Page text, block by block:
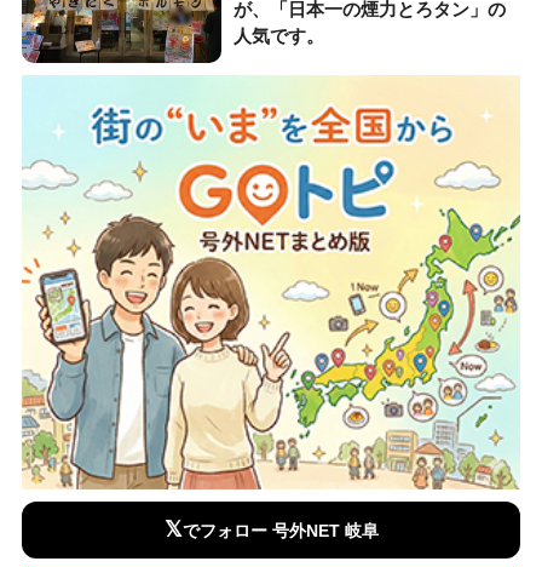
が、「日本一の煙力とろタン」の
人気です。
𝕏でフォロー 号外NET 岐阜